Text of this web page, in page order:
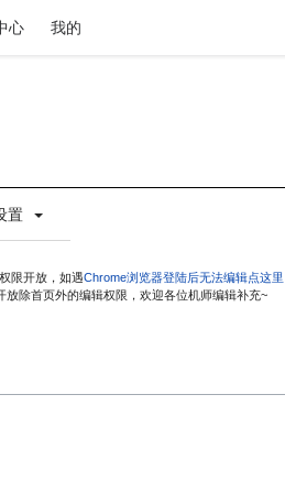
心 我的
置
限开放，如遇Chrome浏览器登陆后无法编辑点这里
除首页外的编辑权限，欢迎各位机师编辑补充~